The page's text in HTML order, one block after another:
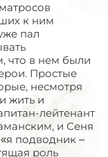
к ним
пал
что в нем были
Простые
несмотря
жить и
лейтенант
и Сеня
подводник –
роль